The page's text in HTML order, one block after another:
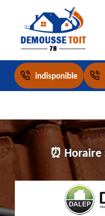
indisponible
⏰ Horaire